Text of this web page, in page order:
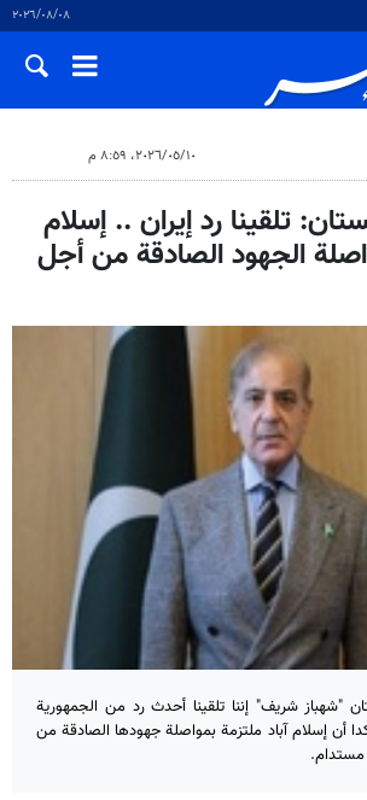
٠٨‏/٠٨‏/٢٠٢٦
١٠‏/٠٥‏/٢٠٢٦، ٨:٥٩ م
تلقينا رد إيران .. إسلام
الجهود الصادقة من أجل
"شهباز شريف" إننا تلقينا أحدث رد من الجمهورية
أن إسلام آباد ملتزمة بمواصلة جهودها الصادقة من